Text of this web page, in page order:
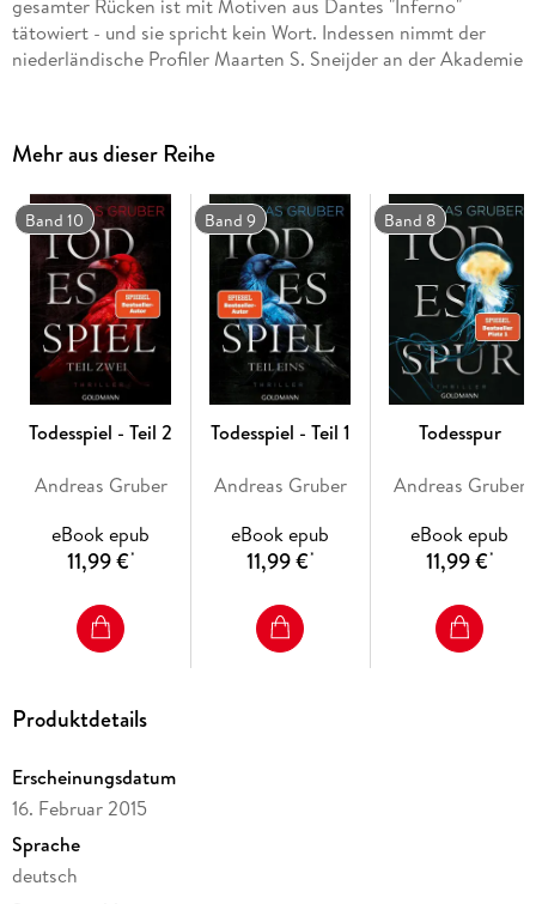
gesamter Rücken ist mit Motiven aus Dantes "Inferno"
tätowiert - und sie spricht kein Wort. Indessen nimmt der
niederländische Profiler Maarten S. Sneijder an der Akademie
Fällen - aber das Werk des raffinierten Killers ist noch lange
nicht beendet. Seine Spur führt nach Wien - wo Clara die
einzige ist, die den Mörder je zu Gesicht bekommen hat . . .
Der zweite Fall für Sneijder und Nemez.
Mehr aus dieser Reihe
Band 10
Todesspiel - Teil 2
Andreas Gruber
eBook epub
11,99 €*
Band 9
Todesspiel - Teil 1
Andreas Gruber
eBook epub
11,99 €*
Band 8
Todesspur
Andreas Gruber
eBook epub
11,99 €*
Produktdetails
Erscheinungsdatum
16. Februar 2015
Sprache
deutsch